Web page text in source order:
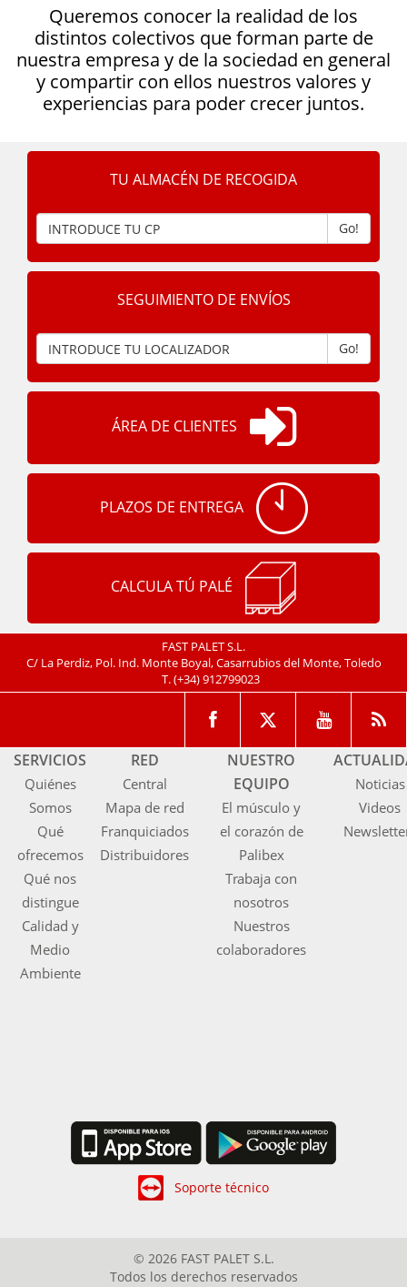
Queremos conocer la realidad de los
distintos colectivos que forman parte de
nuestra empresa y de la sociedad en general
y compartir con ellos nuestros valores y
experiencias para poder crecer juntos.
TU ALMACÉN DE RECOGIDA
Go!
SEGUIMIENTO DE ENVÍOS
Go!
ÁREA DE CLIENTES
PLAZOS DE ENTREGA
CALCULA TÚ PALÉ
FAST PALET S.L.
C/ La Perdiz, Pol. Ind. Monte Boyal, Casarrubios del Monte, Toledo
T.(+34) 912799023
SERVICIOS
Quiénes
Somos
Qué
ofrecemos
Qué nos
distingue
Calidad y
Medio
Ambiente
RED
Central
Mapa de red
Franquiciados
Distribuidores
NUESTRO
EQUIPO
El músculo y
el corazón de
Palibex
Trabaja con
nosotros
Nuestros
colaboradores
Noticias
Videos
Soporte técnico
© 2026 FAST PALET S.L.
Todos los derechos reservados